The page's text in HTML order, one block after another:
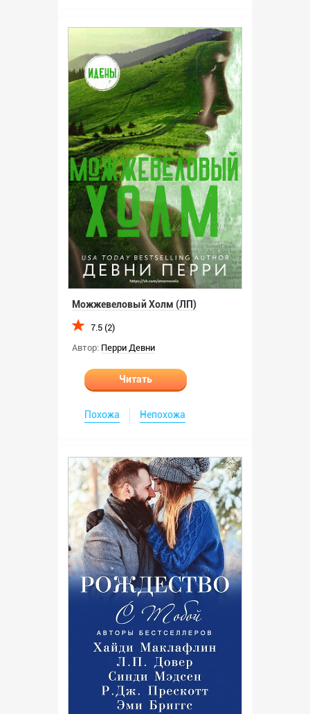
Можжевеловый Холм (ЛП)
7.5 (2)
Автор: Перри Девни
Читать
Похожа Непохожа